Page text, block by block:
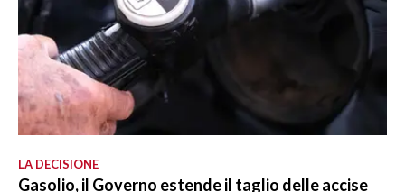
LA DECISIONE
Gasolio, il Governo estende il taglio delle accise